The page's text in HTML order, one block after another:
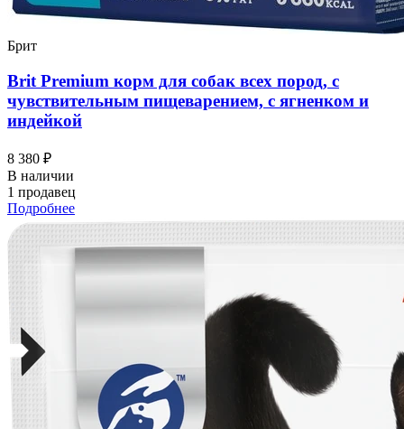
Брит
Brit Premium корм для собак всех пород, с
чувствительным пищеварением, с ягненком и
индейкой
8 380 ₽
В наличии
1 продавец
Подробнее